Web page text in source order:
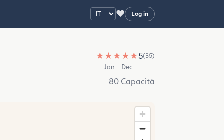
♥ Log in
★ ★ ★ ★ ★5(35)
Jan – Dec
80 Capacità